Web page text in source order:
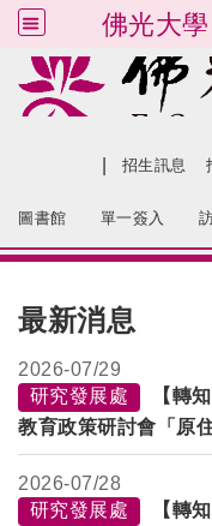
佛光大
跳到主要內容
招生訊息
圖書館 單一簽入
最新消息
2026-07/29
研究發展處
【轉
教育政策研討會「原
2026-07/28
研究發展處
【轉